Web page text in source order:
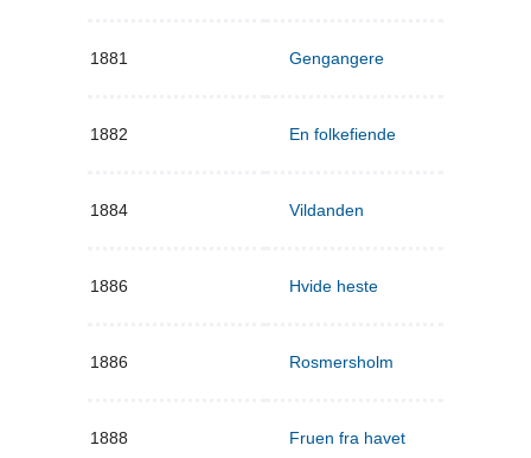
1881 Gengangere
1882 En folkefiende
1884 Vildanden
1886 Hvide heste
1886 Rosmersholm
1888 Fruen fra havet